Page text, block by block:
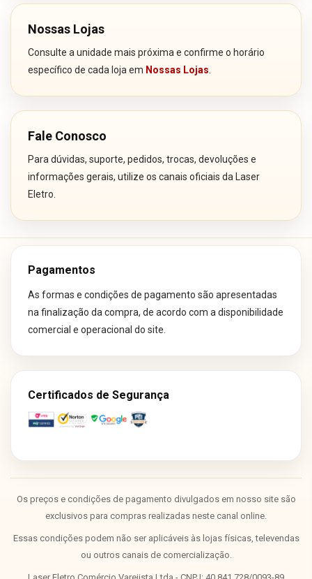
Nossas Lojas
Consulte a unidade mais próxima e confirme o horário
específico de cada loja em Nossas Lojas
Fale Conosco
Para dúvidas, suporte, pedidos, trocas, devoluções e
informações gerais, utilize os canais oficiais da Laser
Eletro.
Pagamentos
As formas e condições de pagamento são apresentadas
na finalização da compra, de acordo com a disponibilidade
comercial e operacional do site.
Certificados de Segurança
Os preços e condições de pagamento divulgados em nosso site são
exclusivos para compras realizadas neste canal online.
Essas condições podem não ser aplicáveis às lojas físicas, televendas
ou outros canais de comercialização.